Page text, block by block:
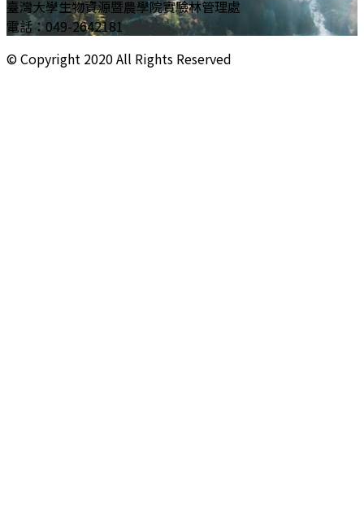
臺灣大學生物資源暨農學院實驗林管理處
電話：049-2642181
© Copyright 2020All Rights Reserved